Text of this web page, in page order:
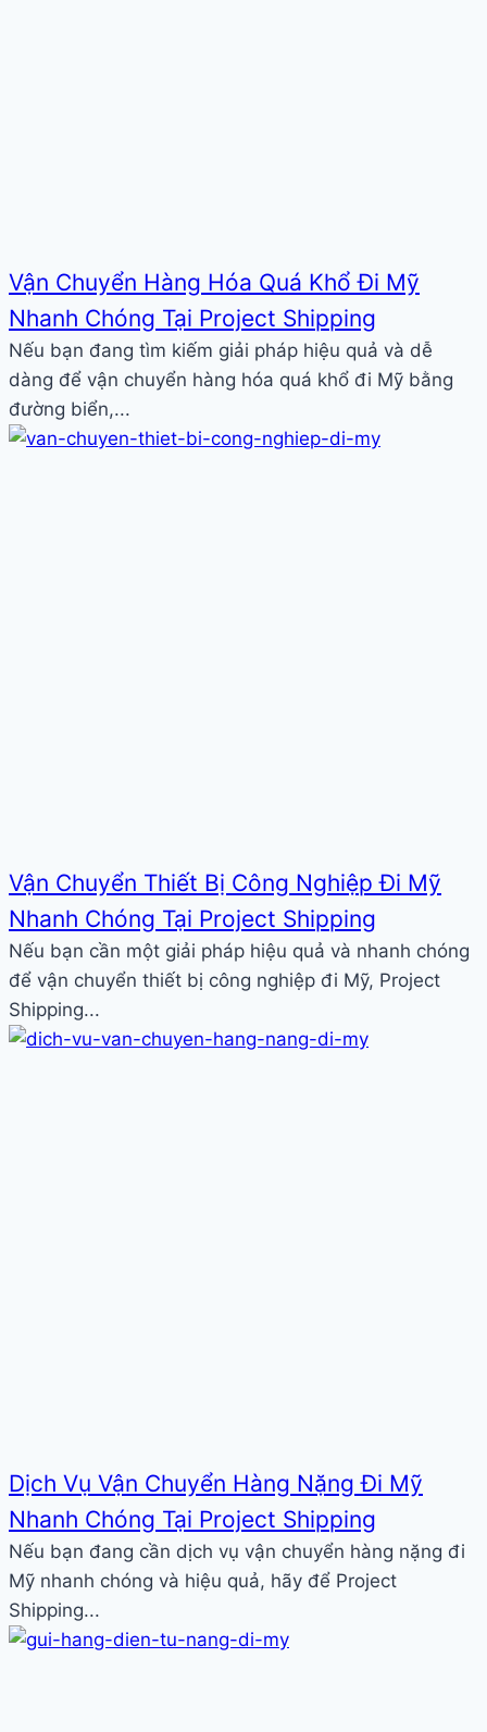
Vận Chuyển Hàng Hóa Quá Khổ Đi Mỹ
Nhanh Chóng Tại Project Shipping
Nếu bạn đang tìm kiếm giải pháp hiệu quả và dễ
dàng để vận chuyển hàng hóa quá khổ đi Mỹ bằng
đường biển,...
Vận Chuyển Thiết Bị Công Nghiệp Đi Mỹ
Nhanh Chóng Tại Project Shipping
Nếu bạn cần một giải pháp hiệu quả và nhanh chóng
để vận chuyển thiết bị công nghiệp đi Mỹ, Project
Shipping...
Dịch Vụ Vận Chuyển Hàng Nặng Đi Mỹ
Nhanh Chóng Tại Project Shipping
Nếu bạn đang cần dịch vụ vận chuyển hàng nặng đi
Mỹ nhanh chóng và hiệu quả, hãy để Project
Shipping...